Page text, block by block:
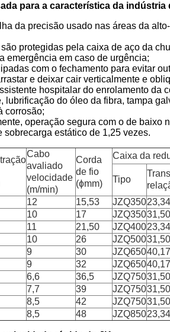
para a característica da
da precisão usado nas áreas da
protegidas pela caixa de aço da
emergência em caso de urgência;
com o fechamento para evitar
e deixar cair verticalmente e
hospitalar do enrolamento da
lubrificação do óleo da fibra, tampa
corrosão;
operação segura com o de baixo
sobrecarga estático de 1,25 vezes.
Cabo
avaliado
velocidade
(m/min)
Corda
de fio
(ɸmm)
Caixa da
Tipo
12 15,53 JZQ35023,34
10 17 JZQ35031,50
11 21,50 JZQ40023,34
10 26 JZQ50031,50
9 30 JZQ65040,17
9 32 JZQ65040,17
6,6 36,5 JZQ75031,50
7,7 39 JZQ75031,50
8,5 42 JZQ75031,50
8,5 48 JZQ85023,34